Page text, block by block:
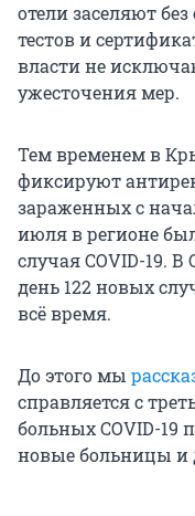
отели заселяют
тестов и
власти не
ужесточения мер.
Тем временем в
фиксируют
зараженных с
июля в регионе
случая COVID-19.
день 122 новых
всё время.
До этого мы
справляется с
больных COVID-19
новые больницы и